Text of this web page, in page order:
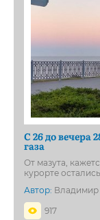
С 26 до вечера
газа
От мазута,
курорте
Автор:
917